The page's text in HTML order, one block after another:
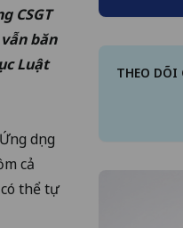
CSGT
băn
Luật
dụng
cả
thể tự
THEO DÕI